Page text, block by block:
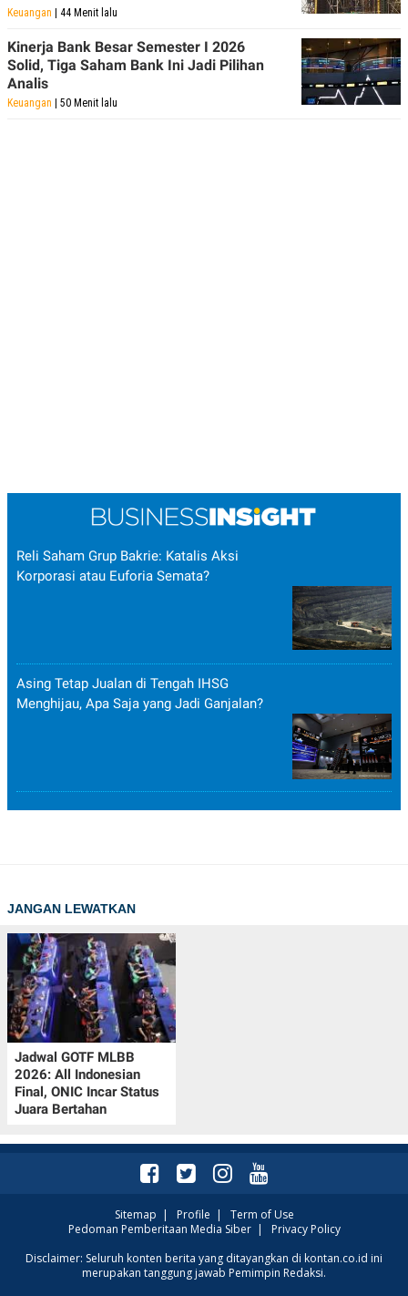
Keuangan | 44 Menit lalu
Kinerja Bank Besar Semester I 2026
Solid, Tiga Saham Bank Ini Jadi Pilihan
Analis
Keuangan | 50 Menit lalu
Reli Saham Grup Bakrie: Katalis Aksi
Korporasi atau Euforia Semata?
Asing Tetap Jualan di Tengah IHSG
Menghijau, Apa Saja yang Jadi Ganjalan?
JANGAN LEWATKAN
Jadwal GOTF MLBB
2026: All Indonesian
Final, ONIC Incar Status
Juara Bertahan
Sitemap | Profile | Term of Use
Pedoman Pemberitaan Media Siber| Privacy Policy
Disclaimer: Seluruh konten berita yang ditayangkan di kontan.co.id ini
merupakan tanggung jawab Pemimpin Redaksi.